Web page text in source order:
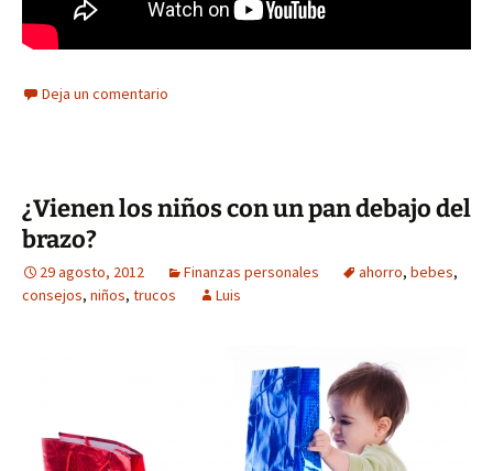
Deja un comentario
¿Vienen los niños con un pan debajo del
brazo?
29 agosto, 2012 Finanzas personales ahorro, bebes,
consejos, niños, trucos Luis